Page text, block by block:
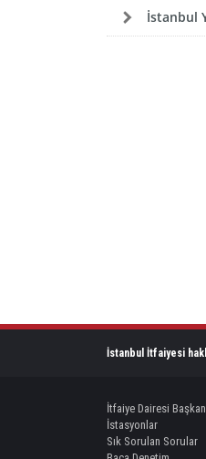
İstanbul
İstanbul İtfaiyesi
İtfaiye Dairesi
İstasyonlar
Sık Sorulan Sorular